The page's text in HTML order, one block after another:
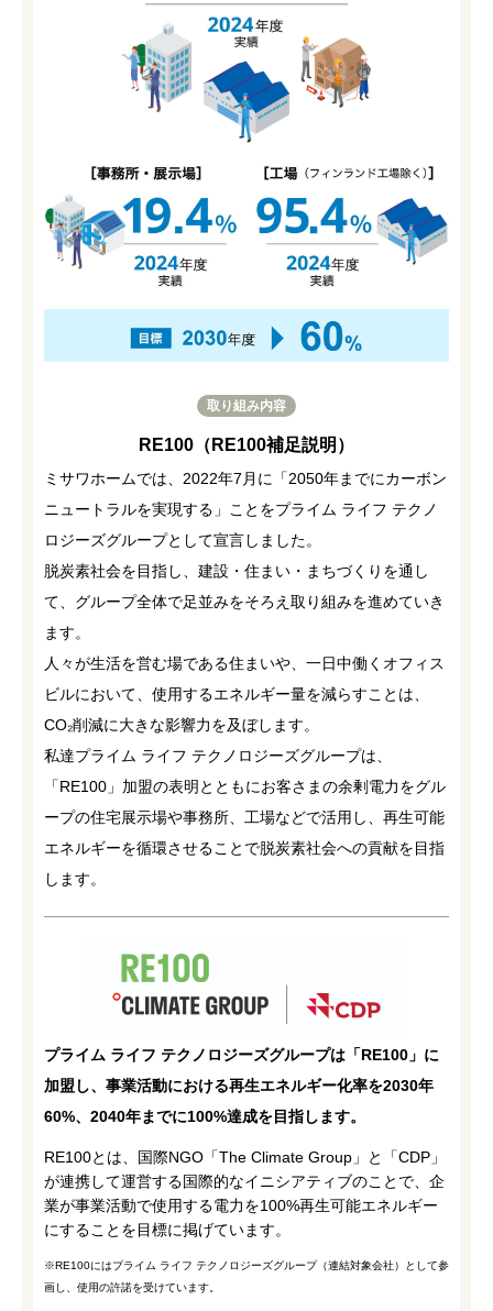
取り組み内容
RE100（RE100補足説明）
ミサワホームでは、2022年7月に「2050年までにカーボン
ニュートラルを実現する」ことをプライム ライフ テクノ
ロジーズグループとして宣言しました。
脱炭素社会を目指し、建設・住まい・まちづくりを通し
て、グループ全体で足並みをそろえ取り組みを進めていき
ます。
人々が生活を営む場である住まいや、一日中働くオフィス
ビルにおいて、使用するエネルギー量を減らすことは、
CO₂削減に大きな影響力を及ぼします。
私達プライム ライフ テクノロジーズグループは、
「RE100」加盟の表明とともにお客さまの余剰電力をグル
ープの住宅展示場や事務所、工場などで活用し、再生可能
エネルギーを循環させることで脱炭素社会への貢献を目指
します。
プライム ライフ テクノロジーズグループは「RE100」に
加盟し、事業活動における再生エネルギー化率を2030年
60%、2040年までに100%達成を目指します。
RE100とは、国際NGO「The Climate Group」と「CDP」
が連携して運営する国際的なイニシアティブのことで、企
業が事業活動で使用する電力を100%再生可能エネルギー
にすることを目標に掲げています。
※RE100にはプライム ライフ テクノロジーズグループ（連結対象会社）として参
画し、使用の許諾を受けています。